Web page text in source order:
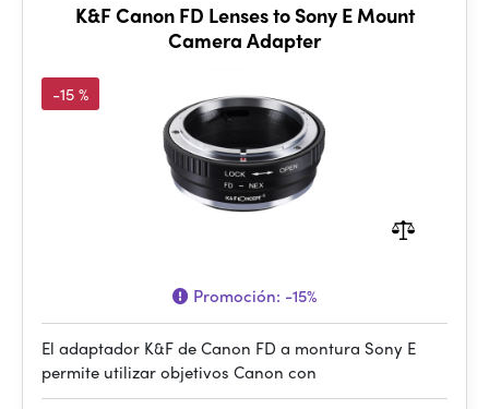
K&F Canon FD Lenses to Sony E Mount
Camera Adapter
-15 %
Promoción: -15%
El adaptador K&F de Canon FD a montura Sony E
permite utilizar objetivos Canon con